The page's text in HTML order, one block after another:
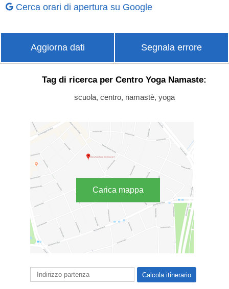
Cerca orari di apertura su Google
Aggiorna dati Segnala errore
Tag di ricerca per Centro Yoga Namaste:
scuola, centro, namastè, yoga
Carica mappa